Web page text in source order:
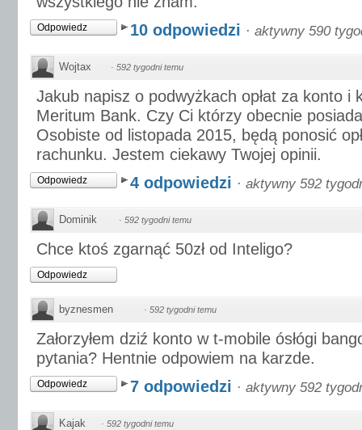
Odpowiedz 10 odpowiedzi · aktywny 590
Wojtax · 592 tygodni temu
Jakub napisz o podwyżkach opłat za konto i
Meritum Bank. Czy Ci którzy obecnie
Osobiste od listopada 2015, będą ponosić
rachunku. Jestem ciekawy Twojej opinii.
Odpowiedz 4 odpowiedzi · aktywny 592
Dominik · 592 tygodni temu
Chce ktoś zgarnąć 50zł od Inteligo?
Odpowiedz
byznesmen · 592 tygodni temu
Załorzyłem dziź konto w t-mobile ósłógi
pytania? Hentnie odpowiem na karzde.
Odpowiedz 7 odpowiedzi · aktywny 592
Kajak · 592 tygodni temu